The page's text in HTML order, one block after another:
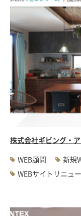
#取材・ライティング
#ドローン撮影(空撮)
#アクセス解析・SEO対
#販促・ノベルティー
#SDGsサポート
#WEBサーバ移転
#Androidアプリ開発
#採用・求人
#学校
#病院・クリニック・
株式会社ギビング・
WEB顧問
新規
WEBサイトリニュ